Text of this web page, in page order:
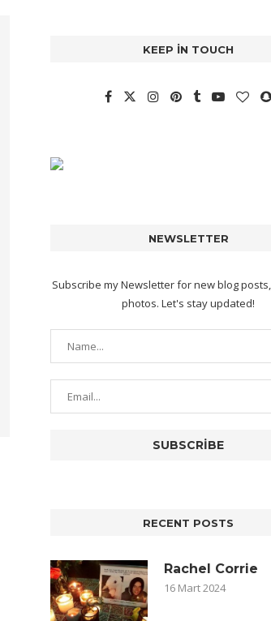
KEEP IN TOUCH
NEWSLETTER
Subscribe my Newsletter for new blog
photos. Let's stay updated!
RECENT POSTS
Rachel Corrie
16 Mart 2024